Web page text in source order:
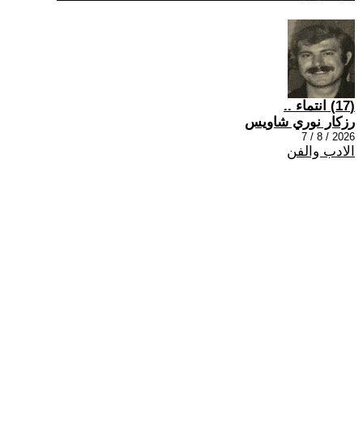
(17) انتماء ..
رزكار نوري شاويس
2026 / 8 / 7
الادب والفن